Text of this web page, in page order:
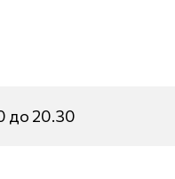
до 20.30